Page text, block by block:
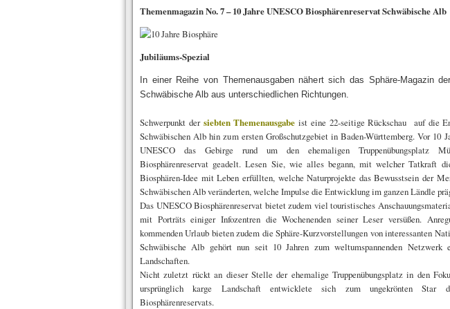
Themenmagazin No. 7 – 10 Jahre UNESCO Biosphärenreservat Schwäbische Alb
Jubiläums-Spezial
In einer Reihe von Themenausgaben nähert sich das Sphäre-Magazin
Schwäbische Alb aus unterschiedlichen Richtungen.
Schwerpunkt der siebten Themenausgabe ist eine 22-seitige Rückschau auf die
Schwäbischen Alb hin zum ersten Großschutzgebiet in Baden-Württemberg. Vor 10
UNESCO das Gebirge rund um den ehemaligen Truppenübungsplatz
Biosphärenreservat geadelt. Lesen Sie, wie alles begann, mit welcher Tatkraft
Biosphären-Idee mit Leben erfüllten, welche Naturprojekte das Bewusstsein der
Schwäbischen Alb veränderten, welche Impulse die Entwicklung im ganzen Ländle
Das UNESCO Biosphärenreservat bietet zudem viel touristisches
mit Porträts einiger Infozentren die Wochenenden seiner Leser versüßen.
kommenden Urlaub bieten zudem die Sphäre-Kurzvorstellungen von interessanten
Schwäbische Alb gehört nun seit 10 Jahren zum weltumspannenden Netzwerk
Landschaften.
Nicht zuletzt rückt an dieser Stelle der ehemalige Truppenübungsplatz in den
ursprünglich karge Landschaft entwicklete sich zum ungekrönten Star
Biosphärenreservats.